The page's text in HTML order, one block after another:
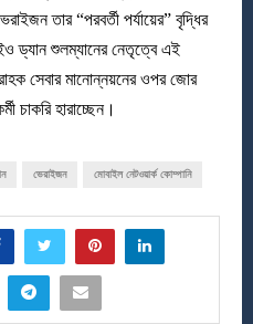
তার “পরবর্তী পর্যায়ের” বৃদ্ধির
ড্যান শুলম্যানের নেতৃত্বে এই
সেবার মানোন্নয়নের ওপর জোর
চাকরি হারাচ্ছেন।
ভেরাইজন মোবাইল নেটওয়ার্ক কোম্পানি